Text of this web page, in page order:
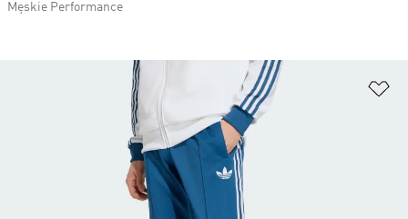
Męskie Performance